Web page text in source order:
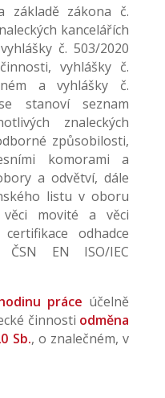
základě zákona č.
kancelářích
č. 503/2020
vyhlášky č.
a vyhlášky č.
stanoví seznam
znaleckých
způsobilosti,
komorami a
a odvětví, dále
listu v oboru
movité a věci
odhadce
EN ISO/IEC
práce účelně
činnosti odměna
Sb., o znalečném, v